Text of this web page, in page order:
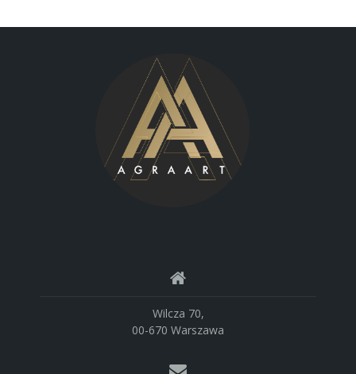
Wilcza 70,
00-670 Warszawa